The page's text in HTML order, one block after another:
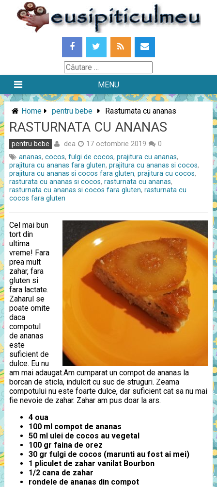
content
Căutare
MENU
Home pentru bebe Rasturnata cu ananas
RASTURNATA CU ANANAS
pentru bebe dea 17 octombrie 2019
0
ananas, cocos, fulgi de cocos, prajitura cu ananas,
prajitura cu ananas fara gluten, prajitura cu ananas si cocos,
prajitura cu ananas si cocos fara gluten, prajitura cu cocos,
rasturata cu ananas si cocos, rasturnata cu ananas,
rasturnata cu ananas si cocos fara gluten, rasturnata cu
cocos fara gluten
Cel mai bun
tort din
ultima
vreme! Fara
prea mult
zahar, fara
gluten si
fara lactate.
Zaharul se
poate omite
daca
compotul
de ananas
este
suficient de
dulce. Eu nu
am mai adaugat.Am cumparat un compot de ananas la
borcan de sticla, indulcit cu suc de struguri. Zeama
compotului nu este foarte dulce, dar suficient cat sa nu mai
fie nevoie de zahar. Zahar am pus doar la ars.
4 oua
100 ml compot de ananas
50 ml ulei de cocos au vegetal
100 gr faina de orez
30 gr fulgi de cocos (marunti au fost ai mei)
1 pliculet de zahar vanilat Bourbon
1/2 cana de zahar
rondele de ananas din compot